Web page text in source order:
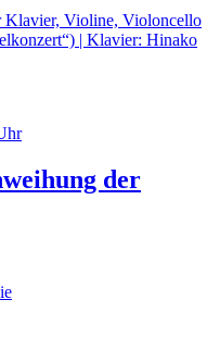
Klavier, Violine, Violoncello
| Klavier: Hinako
der